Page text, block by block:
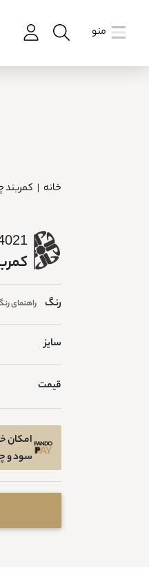
منو
خانه | کمربند
رنگ راهنمای
سایز
قیمت
سود و